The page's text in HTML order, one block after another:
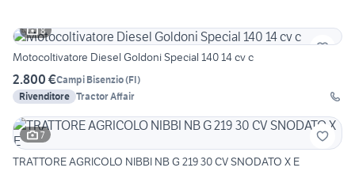
8
Motocoltivatore Diesel Goldoni Special 140 14 cv c
2.800 €Campi Bisenzio(FI)
Rivenditore Tractor Affair
7
TRATTORE AGRICOLO NIBBI NB G 219 30 CV SNODATO X E